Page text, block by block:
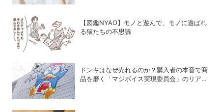
【図鑑NYAO】モノと遊んで、モノに遊ばれ
る猫たちの不思議
ドンキはなぜ売れるのか？購入者の本音で商
品を磨く「マジボイス実現委員会」のリアル